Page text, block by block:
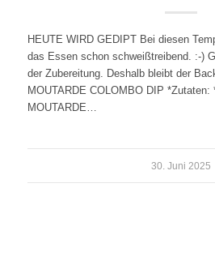
HEUTE WIRD GEDIPT Bei diesen
das Essen schon schweißtreibend. :-)
der Zubereitung. Deshalb bleibt der
MOUTARDE COLOMBO DIP
MOUTARDE…
30. Juni 2025